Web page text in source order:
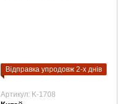
Відправка упродовж 2-х днів
Артикул: K-1708